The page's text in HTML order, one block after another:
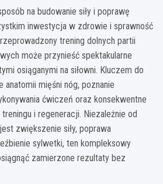
na budowanie siły i poprawę
inwestycja w zdrowie i sprawność
trening dolnych partii
może przynieść spektakularne
osiąganymi na siłowni. Kluczem do
mięśni nóg, poznanie
ćwiczeń oraz konsekwentne
i regeneracji. Niezależnie od
zwiększenie siły, poprawa
sylwetki, ten kompleksowy
zamierzone rezultaty bez